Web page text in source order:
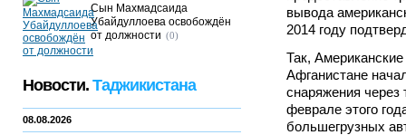
вывода
2014 году
Так,
Афганистане
снаряжения через
феврале этого
большегрузных
Сын Махмадсаида
Убайдуллоева освобождён
от должности (0)
Новости. Таджикистана
08.08.2026